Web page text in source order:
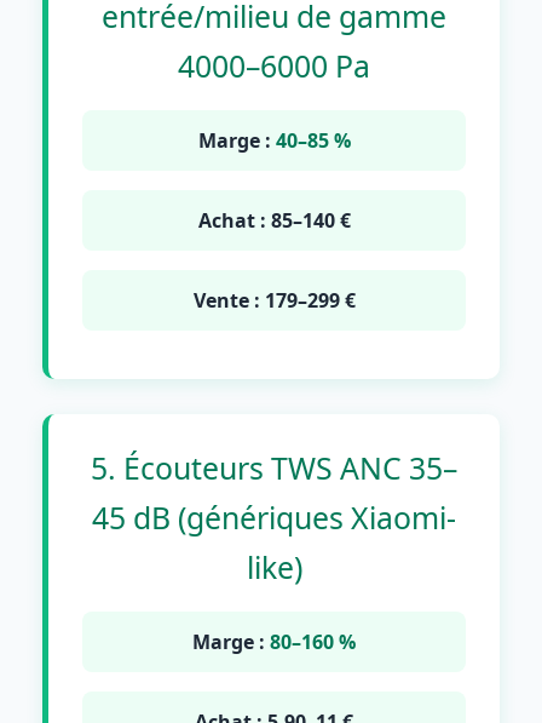
entrée/milieu de gamme
4000–6000 Pa
Marge : 40–85 %
Achat : 85–140 €
Vente : 179–299 €
5. Écouteurs TWS ANC 35–
45 dB (génériques Xiaomi-
like)
Marge : 80–160 %